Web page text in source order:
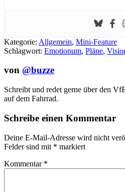
Kategorie: Allgemein, Mini-Feature
Schlagwort: Emotionum, Pläne,
von @buzze
Schreibt und redet gerne über den
auf dem Fahrrad.
Schreibe einen Kommentar
Deine E-Mail-Adresse wird nicht
Felder sind mit * markiert
Kommentar *